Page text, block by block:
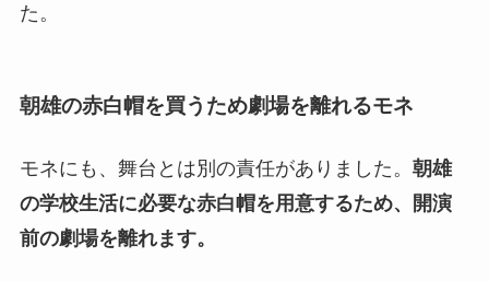
た。
朝雄の赤白帽を買うため劇場を離れるモネ
モネにも、舞台とは別の責任がありました。 朝雄
の学校生活に必要な赤白帽を用意するため、開演
前の劇場を離れます。